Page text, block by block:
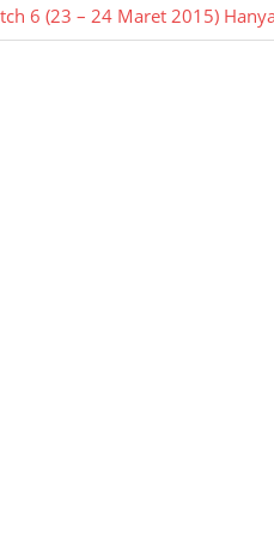
6 (23 – 24 Maret 2015)